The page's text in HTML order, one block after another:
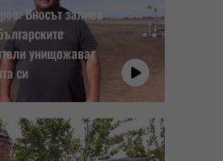
Вносът залива
унищожават
си